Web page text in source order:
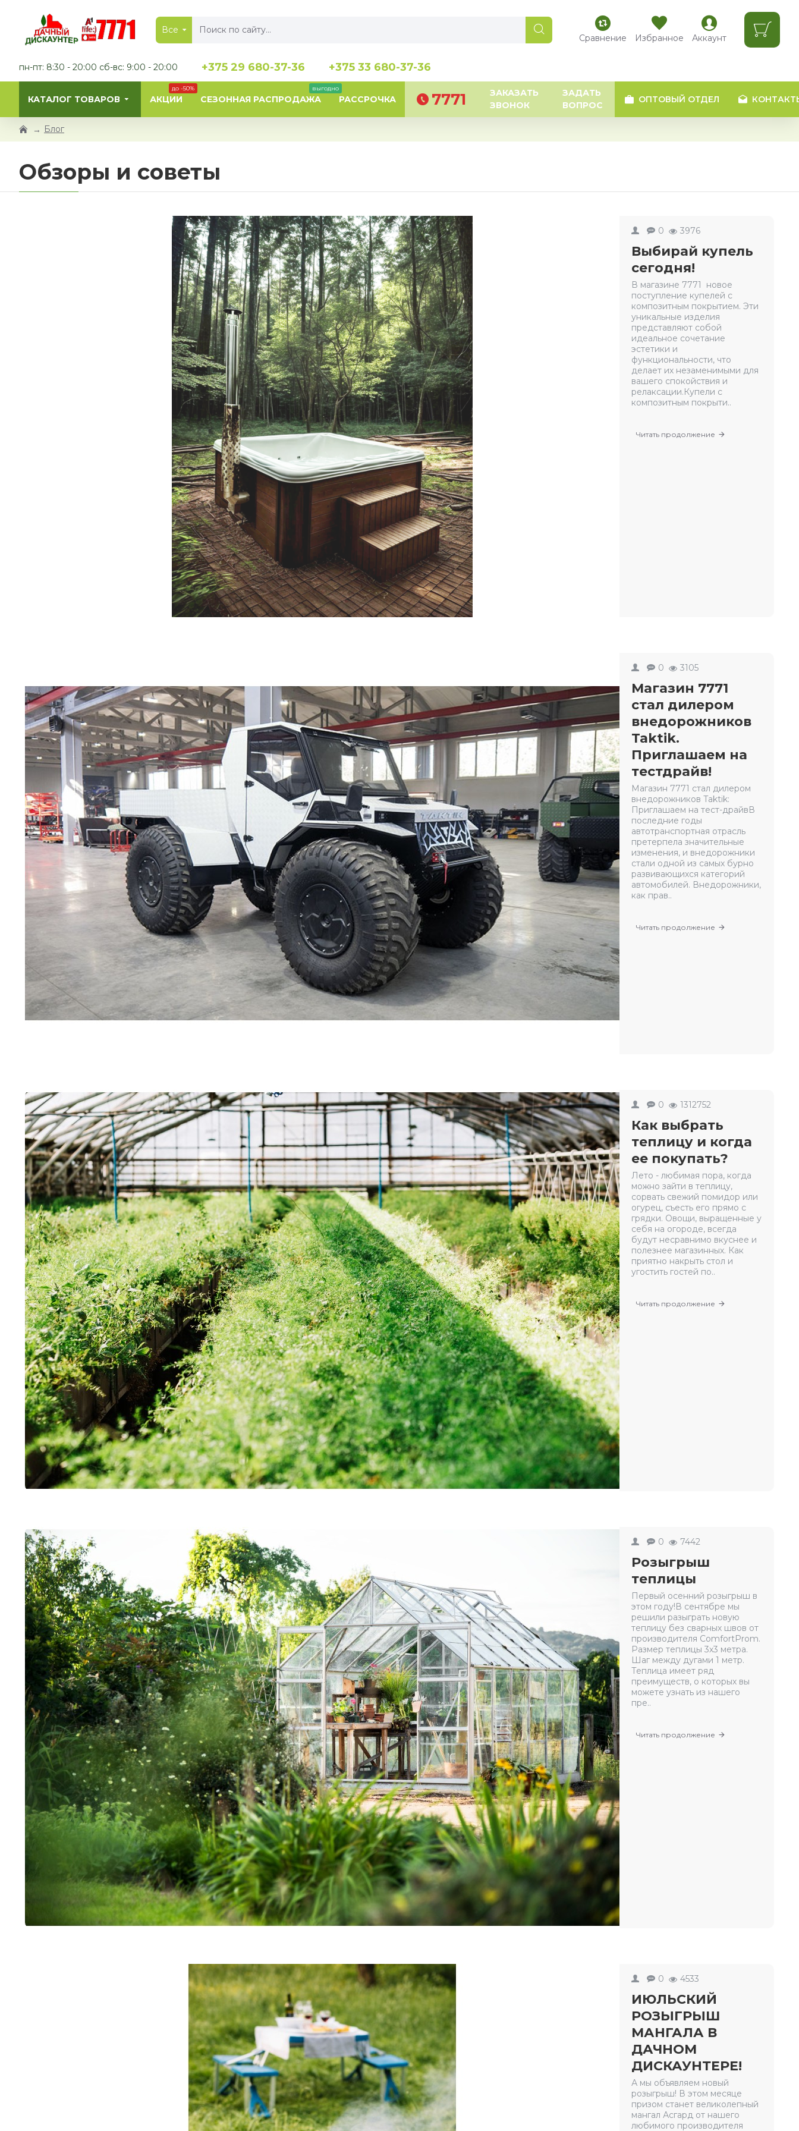
Все
Сравнение Избранное Аккаунт
пн-пт: 8:30 - 20:00 сб-вс: 9:00 - 20:00 +375 29 680-37-36 +375 33 680-37-36
КАТАЛОГ ТОВАРОВ АКЦИИ
до -50%
СЕЗОННАЯ РАСПРОДАЖА
выгодно
РАССРОЧКА 7771
ЗАКАЗАТЬ
ЗВОНОК
ЗАДАТЬ
ВОПРОС
ОПТОВЫЙ ОТДЕЛ
Блог
Обзоры и советы
0 3976
Выбирай купель
сегодня!
В магазине 7771 новое
поступление купелей с
композитным покрытием. Эти
уникальные изделия
представляют собой
идеальное сочетание
эстетики и
функциональности, что
делает их незаменимыми для
вашего спокойствия и
релаксации.Купели с
композитным покрыти..
Читать продолжение
0 3105
Магазин 7771
стал дилером
внедорожников
Taktik.
Приглашаем на
тестдрайв!
Магазин 7771 стал дилером
внедорожников Taktik:
Приглашаем на тест-драйвВ
последние годы
автотранспортная отрасль
претерпела значительные
изменения, и внедорожники
стали одной из самых бурно
развивающихся категорий
автомобилей. Внедорожники,
как прав..
Читать продолжение
0 1312752
Как выбрать
теплицу и когда
ее покупать?
Лето - любимая пора, когда
можно зайти в теплицу,
сорвать свежий помидор или
огурец, съесть его прямо с
грядки. Овощи, выращенные у
себя на огороде, всегда
будут несравнимо вкуснее и
полезнее магазинных. Как
приятно накрыть стол и
угостить гостей по..
Читать продолжение
0 7442
Розыгрыш
теплицы
Первый осенний розыгрыш в
этом году!В сентябре мы
решили разыграть новую
теплицу без сварных швов от
производителя ComfortProm.
Размер теплицы 3х3 метра.
Шаг между дугами 1 метр.
Теплица имеет ряд
преимуществ, о которых вы
можете узнать из нашего
пре..
Читать продолжение
0 4533
ИЮЛЬСКИЙ
РОЗЫГРЫШ
МАНГАЛА В
ДАЧНОМ
ДИСКАУНТЕРЕ!
А мы объявляем новый
розыгрыш! В этом месяце
призом станет великолепный
мангал Асгард от нашего
любимого производителя